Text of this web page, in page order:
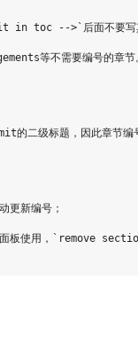
in toc -->`后面不要写
等不需要编号的章节
的二级标题，因此章节
新编号；
面板使用，`remove